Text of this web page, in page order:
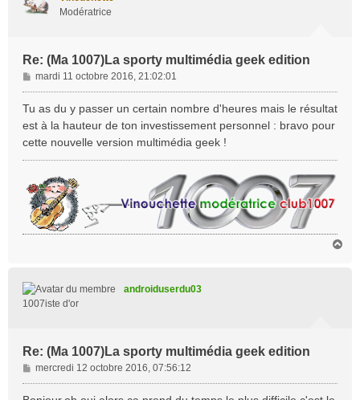
Modératrice
Re: (Ma 1007)La sporty multimédia geek edition
M
e
a
g
e
mardi 11 octobre 2016, 21:02:01
Tu as du y passer un certain nombre d'heures mais le résultat
est à la hauteur de ton investissement personnel : bravo pour
cette nouvelle version multimédia geek !
androiduserdu03
1007iste d'or
Re: (Ma 1007)La sporty multimédia geek edition
M
e
s
mercredi 12 octobre 2016, 07:56:12